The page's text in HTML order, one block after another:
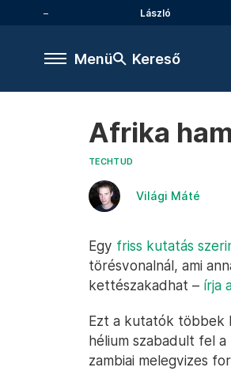
László
Menü Kereső
Afrika
TECHTUD
Világi Máté
Egy friss kutatás
törésvonalnál, ami
kettészakadhat – írja
Ezt a kutatók többek
hélium szabadult fel
zambiai melegvizes